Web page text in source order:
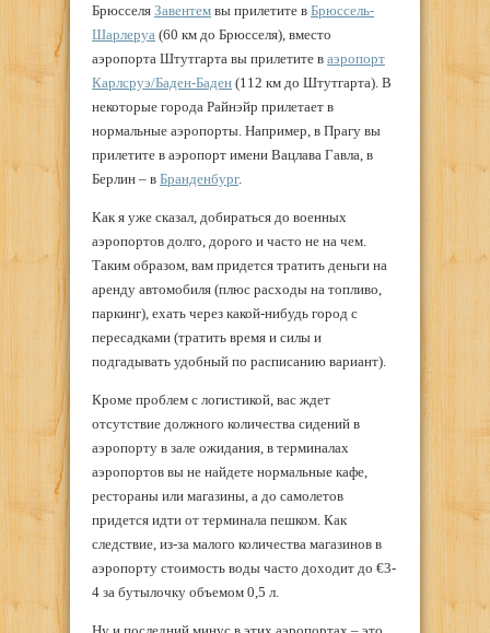
Брюсселя Завентем вы прилетите в Брюссель-
Шарлеруа (60 км до Брюсселя), вместо
аэропорта Штутгарта вы прилетите в аэропорт
Карлсруэ/Баден-Баден (112 км до Штутгарта). В
некоторые города Райнэйр прилетает в
нормальные аэропорты. Например, в Прагу вы
прилетите в аэропорт имени Вацлава Гавла, в
Берлин – в Бранденбург.
Как я уже сказал, добираться до военных
аэропортов долго, дорого и часто не на чем.
Таким образом, вам придется тратить деньги на
аренду автомобиля (плюс расходы на топливо,
паркинг), ехать через какой-нибудь город с
пересадками (тратить время и силы и
подгадывать удобный по расписанию вариант).
Кроме проблем с логистикой, вас ждет
отсутствие должного количества сидений в
аэропорту в зале ожидания, в терминалах
аэропортов вы не найдете нормальные кафе,
рестораны или магазины, а до самолетов
придется идти от терминала пешком. Как
следствие, из-за малого количества магазинов в
аэропорту стоимость воды часто доходит до €3-
4 за бутылочку объемом 0,5 л.